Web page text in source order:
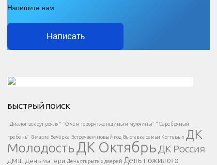
Напишите нам
Написать
Есть вопрос?
Напишите нам
</span >
БЫСТРЫЙ ПОИСК
"Диалог вокруг рояля" "О чем говорят женщины и мужчины" "Серебряный
гребень" 8 марта Вечёрка Встречаем новый год Выставка семьи Когтевых ДК
МолодостьДК Октябрь ДК Россия
ДМШ День матери День открытых дверей День пожилого